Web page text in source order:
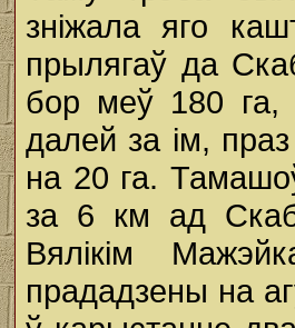
зніжала яго
прылягаў да
бор меў 180 га,
далей за ім,
на 20 га.
за 6 км ад
Вялікім
прададзены на